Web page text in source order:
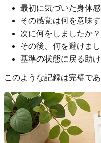
最初に気づいた身体
その感覚は何を意味
次に何をしましたか？
その後、何を避けま
基準の状態に戻る助
このような記録は完璧で